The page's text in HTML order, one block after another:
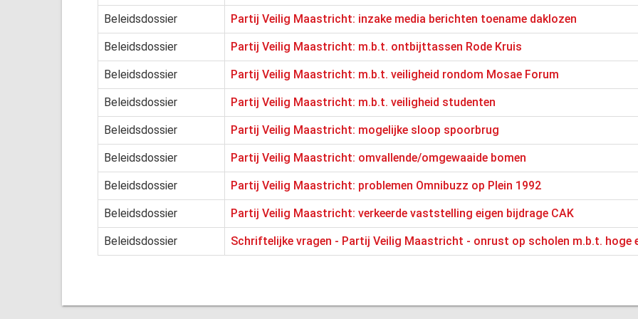
Beleidsdossier Partij Veilig Maastricht: inzake media berichten toename daklozen
Beleidsdossier Partij Veilig Maastricht: m.b.t. ontbijttassen Rode Kruis
Beleidsdossier Partij Veilig Maastricht: m.b.t. veiligheid rondom Mosae Forum
Beleidsdossier Partij Veilig Maastricht: m.b.t. veiligheid studenten
Beleidsdossier Partij Veilig Maastricht: mogelijke sloop spoorbrug
Beleidsdossier Partij Veilig Maastricht: omvallende/omgewaaide bomen
Beleidsdossier Partij Veilig Maastricht: problemen Omnibuzz op Plein 1992
Beleidsdossier Partij Veilig Maastricht: verkeerde vaststelling eigen bijdrage CAK
Beleidsdossier Schriftelijke vragen - Partij Veilig Maastricht - onrust op scholen m.b.t. hoge